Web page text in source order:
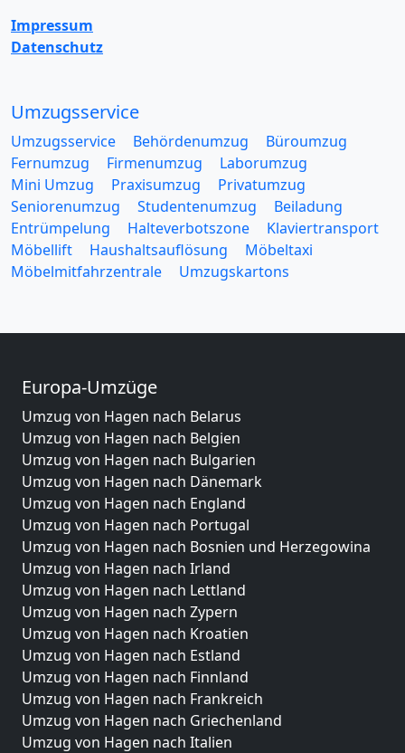
Impressum
Datenschutz
Umzugsservice
Umzugsservice Behördenumzug
Büroumzug
Fernumzug
Firmenumzug
Laborumzug
Mini Umzug
Praxisumzug
Privatumzug
Seniorenumzug
Studentenumzug
Beiladung
Entrümpelung
Halteverbotszone
Klaviertransport
Möbellift
Haushaltsauflösung
Möbeltaxi
Möbelmitfahrzentrale
Umzugskartons
Europa-Umzüge
Umzug von Hagen nach Belarus
Umzug von Hagen nach Belgien
Umzug von Hagen nach Bulgarien
Umzug von Hagen nach Dänemark
Umzug von Hagen nach England
Umzug von Hagen nach Portugal
Umzug von Hagen nach Bosnien und Herzegowina
Umzug von Hagen nach Irland
Umzug von Hagen nach Lettland
Umzug von Hagen nach Zypern
Umzug von Hagen nach Kroatien
Umzug von Hagen nach Estland
Umzug von Hagen nach Finnland
Umzug von Hagen nach Frankreich
Umzug von Hagen nach Griechenland
Umzug von Hagen nach Italien